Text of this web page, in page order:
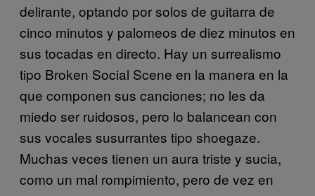
delirante, optando por solos de guitarra de
cinco minutos y palomeos de diez minutos en
sus tocadas en directo. Hay un surrealismo
tipo Broken Social Scene en la manera en la
que componen sus canciones; no les da
miedo ser ruidosos, pero lo balancean con
sus vocales susurrantes tipo shoegaze.
Muchas veces tienen un aura triste y sucia,
como un mal rompimiento, pero de vez en